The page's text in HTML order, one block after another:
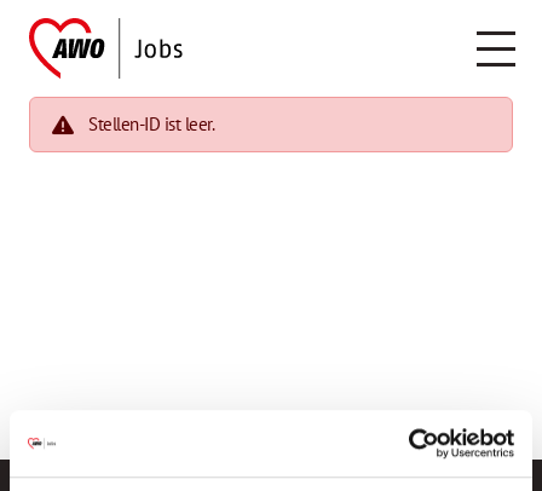
Stellen-ID ist leer.